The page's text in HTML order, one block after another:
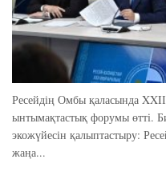
Ресейдің Омбы қаласында
ынтымақтастық форумы өтті.
экожүйесін қалыптастыру:
жаңа...